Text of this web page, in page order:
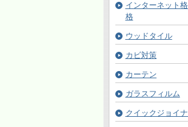
インターネット
格
ウッドタイル
カビ対策
カーテン
ガラスフィルム
クイックジョイ